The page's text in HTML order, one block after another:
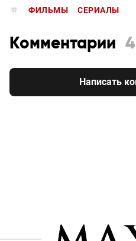
ФИЛЬМЫ СЕРИАЛЫ
Комментарии 4
Написать